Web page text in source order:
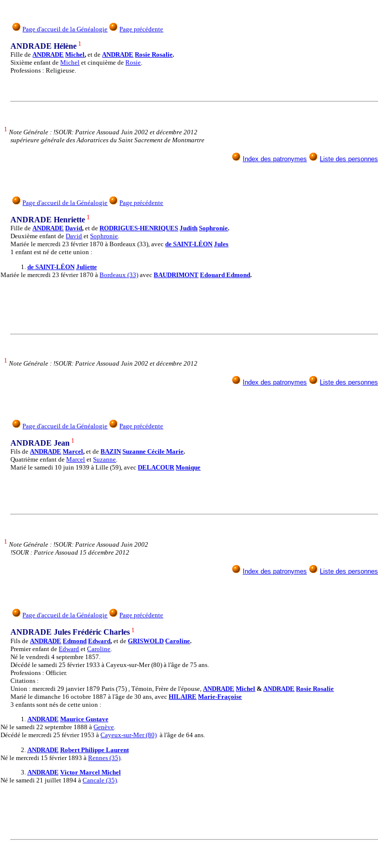
Page d'accueil de la Généalogie Page précédente
ANDRADE Hélène 1
Fille deANDRADE Michel,et deANDRADE Rosie Rosalie.
Sixième enfant deMichel et cinquième deRosie.
Professions : Religieuse.
1 Note Générale : !SOUR: Patrice Assouad Juin 2002 et décembre 2012
supérieure générale des Adoratrices du Saint Sacrement de Montmartre
Index des patronymes Liste des personnes
Page d'accueil de la Généalogie Page précédente
ANDRADE Henriette 1
Fille deANDRADE David,et deRODRIGUES-HENRIQUES Judith Sophronie.
Deuxième enfant deDavid etSophronie.
Mariée le mercredi 23 février 1870 à Bordeaux (33), avecde SAINT-LÉON Jules
1 enfant est né de cette union :
1. de SAINT-LÉON Juliette
Mariée le mercredi 23 février 1870 àBordeaux (33) avecBAUDRIMONT Edouard Edmond.
1 Note Générale : !SOUR: Patrice Assouad Juin 2002 et décembre 2012
Index des patronymes Liste des personnes
Page d'accueil de la Généalogie Page précédente
ANDRADE Jean 1
Fils deANDRADE Marcel,et deBAZIN Suzanne Cécile Marie.
Quatrième enfant deMarcel etSuzanne.
Marié le samedi 10 juin 1939 à Lille (59), avecDELACOUR Monique
1 Note Générale : !SOUR: Patrice Assouad Juin 2002
!SOUR : Patrice Assouad 15 décembre 2012
Index des patronymes Liste des personnes
Page d'accueil de la Généalogie Page précédente
ANDRADE Jules Frédéric Charles 1
Fils de ANDRADE Edmond Edward,et deGRISWOLD Caroline.
Premier enfant deEdward etCaroline
Né le vendredi 4 septembre 1857.
Décédé le samedi 25 février 1933 à Cayeux-sur-Mer (80) à l'âge de 75 ans.
Professions : Officier.
Citations :
Union : mercredi 29 janvier 1879 Paris (75) , Témoin, Frère de l'épouse, ANDRADE Michel & ANDRADE Rosie Rosalie
Marié le dimanche 16 octobre 1887 à l'âge de 30 ans, avecHILAIRE Marie-Fraçoise
3 enfants sont nés de cette union :
1. ANDRADE Maurice Gustave
Né le samedi 22 septembre 1888 àGenève.
Décédé le mercredi 25 février 1953 àCayeux-sur-Mer (80) à l'âge de 64 ans.
2. ANDRADE Robert Philippe Laurent
Né le mercredi 15 février 1893 àRennes (35)
3. ANDRADE Victor Marcel Michel
Né le samedi 21 juillet 1894 àCancale (35).